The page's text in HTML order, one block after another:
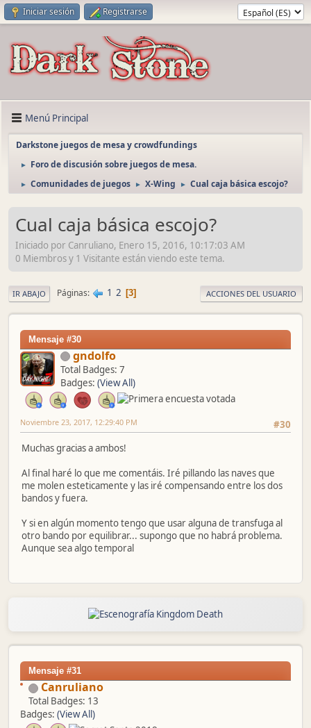
Iniciar sesión Registrarse
Menú Principal
Darkstone juegos de mesa y crowdfundings
► Foro de discusión sobre juegos de mesa.
► Comunidades de juegos ► X-Wing ► Cual caja básica escojo?
Cual caja básica escojo?
Iniciado por Canruliano, Enero 15, 2016, 10:17:03 AM
0 Miembros y 1 Visitante están viendo este tema.
IR ABAJO Páginas 1 2 3 ACCIONES DEL USUARIO
Mensaje #30
gndolfo
Total Badges: 7
Badges: (View All)
#30
Noviembre 23, 2017, 12:29:40 PM
Muchas gracias a ambos!
Al final haré lo que me comentáis. Iré pillando las naves que
me molen esteticamente y las iré compensando entre los dos
bandos y fuera.
Y si en algún momento tengo que usar alguna de transfuga al
otro bando por equilibrar... supongo que no habrá problema.
Aunque sea algo temporal
Mensaje #31
Canruliano
Total Badges: 13
Badges: (View All)